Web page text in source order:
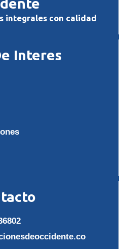
integrales con calidad
Interes